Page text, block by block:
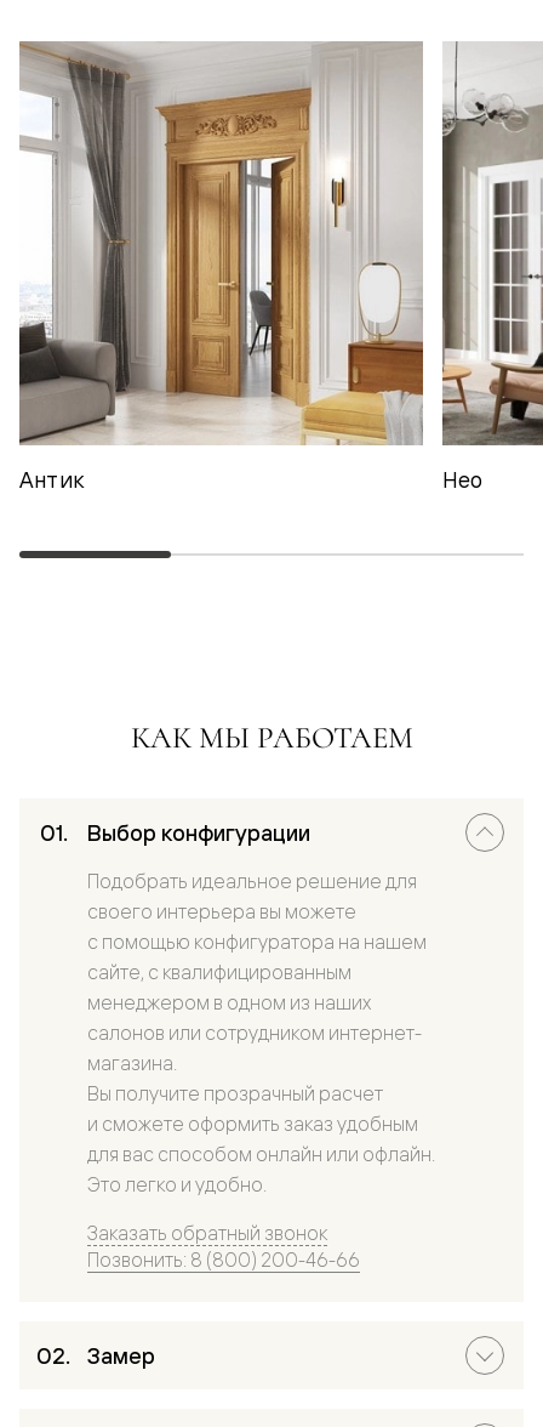
Антик Нео
КАК МЫ РАБОТАЕМ
Выбор конфигурации
Подобрать идеальное решение для
своего интерьера вы можете
с помощью конфигуратора на нашем
сайте, с квалифицированным
менеджером в одном из наших
салонов или сотрудником интернет-
магазина.
Вы получите прозрачный расчет
и сможете оформить заказ удобным
для вас способом онлайн или офлайн.
Это легко и удобно.
Заказать обратный звонок
Позвонить: 8 (800) 200-46-66
Замер